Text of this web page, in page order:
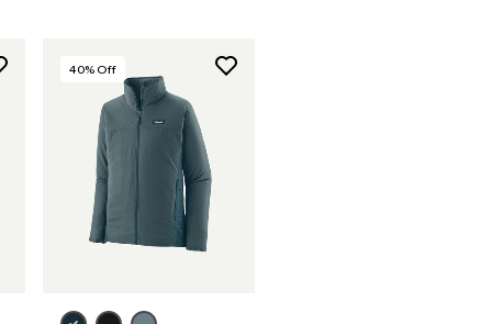
40% Off